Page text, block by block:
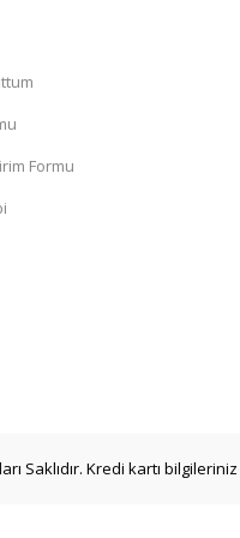
Formu
Saklıdır. Kredi kartı